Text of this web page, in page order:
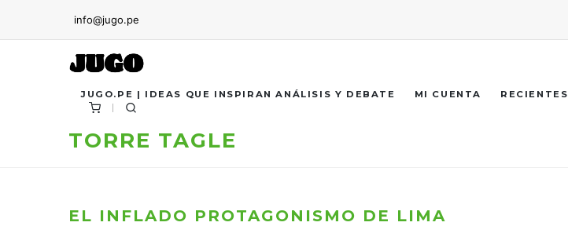
info@jugo.pe
JUGO.PE | IDEAS QUE INSPIRAN ANÁLISIS Y DEBATE MI CUENTA RECIENTES
TORRE TAGLE
EL INFLADO PROTAGONISMO DE LIMA